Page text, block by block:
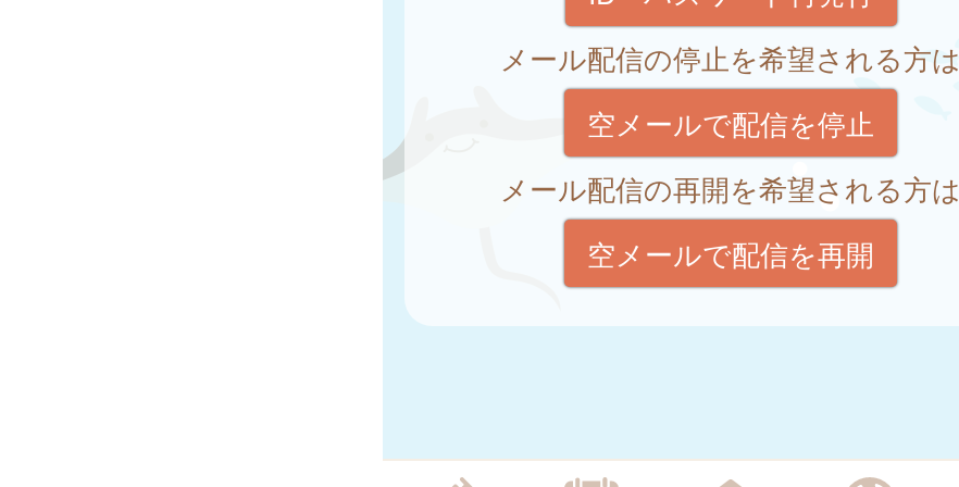
メール配信の停止を希望される方は
空メールで配信を停止
メール配信の再開を希望される方は
空メールで配信を再開